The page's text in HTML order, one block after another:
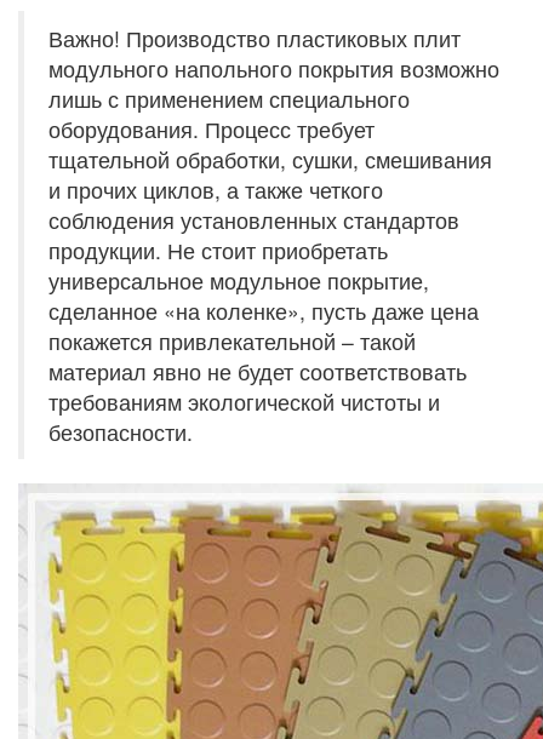
Важно! Производство пластиковых плит
модульного напольного покрытия возможно
лишь с применением специального
оборудования. Процесс требует
тщательной обработки, сушки, смешивания
и прочих циклов, а также четкого
соблюдения установленных стандартов
продукции. Не стоит приобретать
универсальное модульное покрытие,
сделанное «на коленке», пусть даже цена
покажется привлекательной – такой
материал явно не будет соответствовать
требованиям экологической чистоты и
безопасности.